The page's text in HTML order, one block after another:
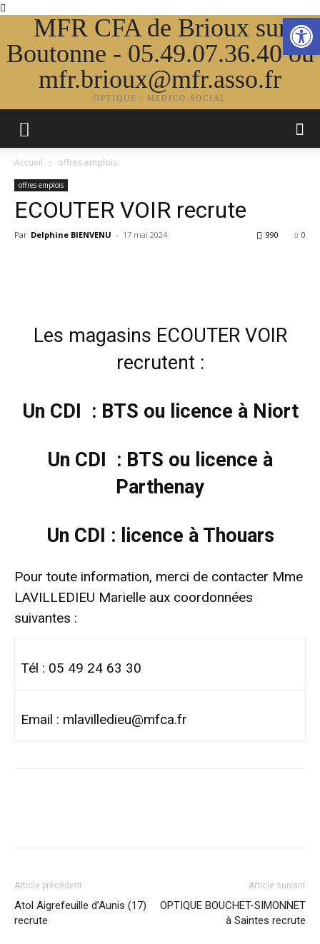
MFR CFA de Brioux sur
Boutonne - 05.49.07.36.40 ou
mfr.brioux@mfr.asso.fr
OPTIQUE / MEDICO-SOCIAL
Accueil offres emplois
offres emplois
ECOUTER VOIR recrute
Par Delphine BIENVENU - 17 mai 2024 0
990
Les magasins ECOUTER VOIR
recrutent :
Un CDI : BTS ou licence à Niort
Un CDI : BTS ou licence à
Parthenay
Un CDI : licence à Thouars
Pour toute information, merci de contacter Mme
LAVILLEDIEU Marielle aux coordonnées
suivantes :
Tél : 05 49 24 63 30
Email : mlavilledieu@mfca.fr
Article précédent
Atol Aigrefeuille d’Aunis (17)
recrute
Article suivant
OPTIQUE BOUCHET-SIMONNET
à Saintes recrute
Ouvrir